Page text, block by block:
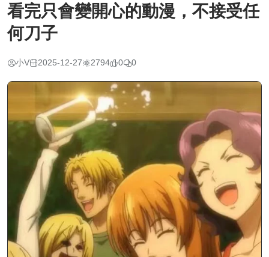
看完只會變開心的動漫，不接受任
何刀子
小V 2025-12-27 2794 0 0